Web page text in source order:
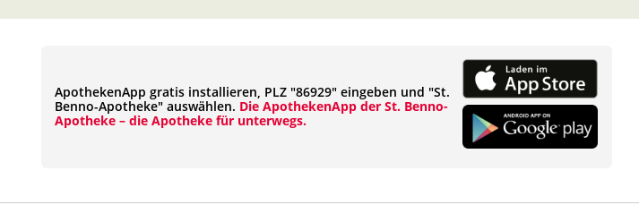
ApothekenApp gratis installieren, PLZ "86929" eingeben und "St.
Benno-Apotheke" auswählen. Die ApothekenApp der St. Benno-
Apotheke – die Apotheke für unterwegs.